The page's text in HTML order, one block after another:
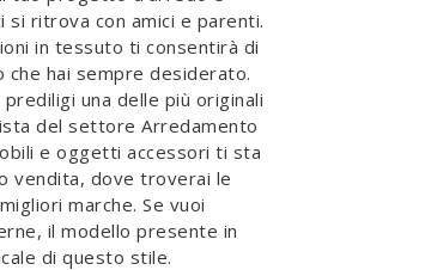
si ritrova con amici e parenti.
in tessuto ti consentirà di
hai sempre desiderato.
prediligi una delle più originali
del settore Arredamento
e oggetti accessori ti sta
vendita, dove troverai le
marche. Se vuoi
il modello presente in
di questo stile.